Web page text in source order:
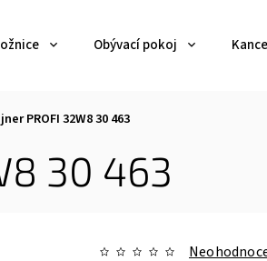
Obývací pokoj
PROFI 32W8 30 463
30 463